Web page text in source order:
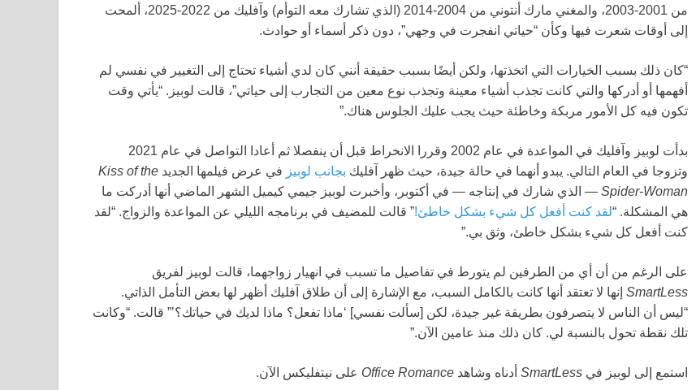
من 2001-2003، والمغني مارك أنتوني من 2004-2014 (الذي تشارك معه التوأم) وآفليك من 2022-2025، ألمحت
إلى أوقات شعرت فيها وكأن “حياتي انفجرت في وجهي”، دون ذكر أسماء أو حوادث.
“كان ذلك بسبب الخيارات التي اتخذتها، ولكن أيضًا بسبب حقيقة أنني كان لدي أشياء تحتاج إلى التغيير في نفسي لم
أفهمها أو أدركها والتي كانت تجذب أشياء معينة وتجذب نوع معين من التجارب إلى حياتي”، قالت لوبيز. “يأتي وقت
تكون فيه كل الأمور مربكة وخاطئة حيث يجب عليك الجلوس هناك.”
بدأت لوبيز وآفليك في المواعدة في عام 2002 وقررا الانخراط قبل أن ينفصلا ثم أعادا التواصل في عام 2021
وتزوجا في العام التالي. يبدو أنهما في حالة جيدة، حيث ظهر آفليك بجانب لوبيز في عرض فيلمها الجديد Kiss of the
Spider-Woman — الذي شارك في إنتاجه — في أكتوبر، وأخبرت لوبيز جيمي كيميل الشهر الماضي أنها أدركت ما
هي المشكلة. “لقد كنت أفعل كل شيء بشكل خاطئ!” قالت للمضيف في برنامجه الليلي عن المواعدة والزواج. “لقد
كنت أفعل كل شيء بشكل خاطئ، وثق بي.”
على الرغم من أن أي من الطرفين لم يتورط في تفاصيل ما تسبب في انهيار زواجهما، قالت لوبيز لفريق
SmartLess إنها لا تعتقد أنها كانت بالكامل السبب، مع الإشارة إلى أن طلاق آفليك أظهر لها بعض التأمل الذاتي.
“ليس أن الناس لا يتصرفون بطريقة غير جيدة، لكن [سألت نفسي] ‘ماذا تفعل؟ ماذا لديك في حياتك؟’” قالت. “وكانت
تلك نقطة تحول بالنسبة لي. كان ذلك منذ عامين الآن.”
استمع إلى لوبيز في SmartLess أدناه وشاهد Office Romance على نيتفليكس الآن.